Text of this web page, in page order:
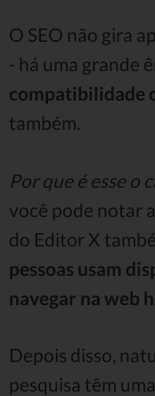
O SEO não gira
- há uma grande
compatibilidade
também.
Por que é esse o
você pode notar
do Editor X
pessoas usam
navegar na web
Depois disso,
pesquisa têm